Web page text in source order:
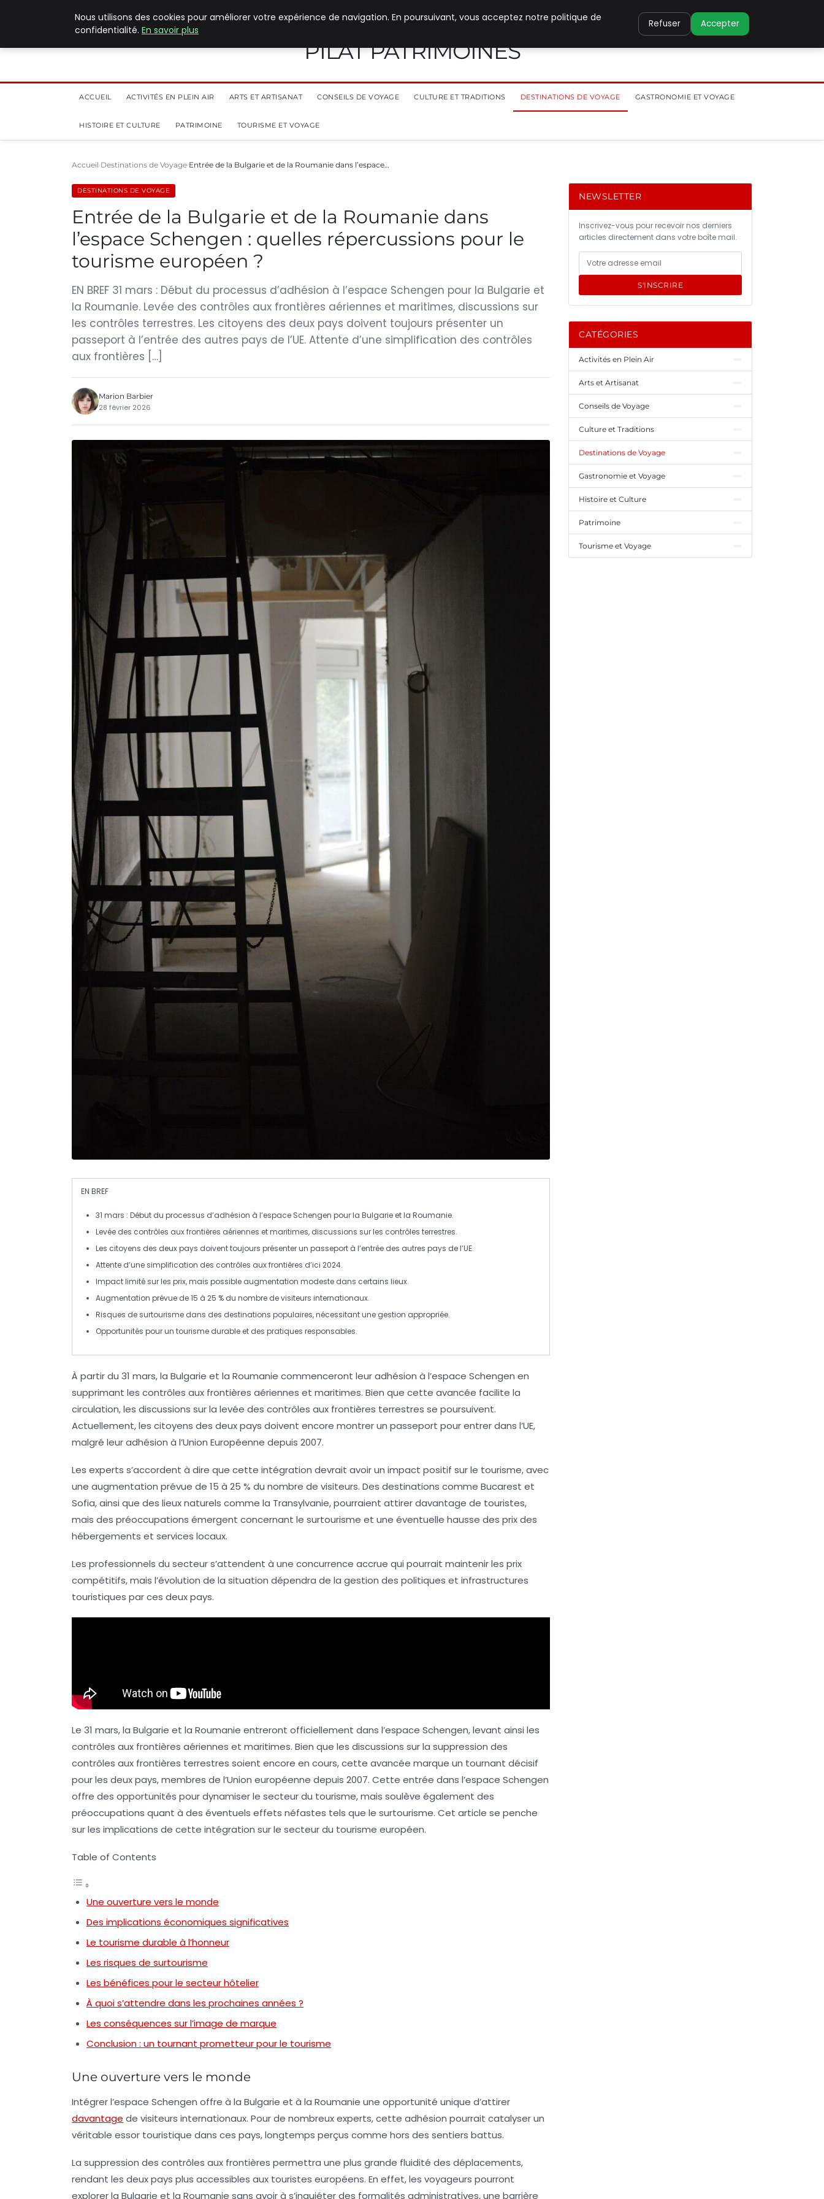
PILAT PATRIMOINES
ACCUEIL ACTIVITÉS EN PLEIN AIR ARTS ET ARTISANAT CONSEILS DE VOYAGE CULTURE ET TRADITIONS DESTINATIONS DE VOYAGE GASTRONOMIE ET VOYAGE
HISTOIRE ET CULTURE PATRIMOINE TOURISME ET VOYAGE
Accueil Destinations de Voyage Entrée de la Bulgarie et de la Roumanie dans l’espace…
DESTINATIONS DE VOYAGE
Entrée de la Bulgarie et de la Roumanie dans
l’espace Schengen : quelles répercussions pour le
tourisme européen ?
EN BREF 31 mars : Début du processus d’adhésion à l’espace Schengen pour la Bulgarie et
la Roumanie. Levée des contrôles aux frontières aériennes et maritimes, discussions sur
les contrôles terrestres. Les citoyens des deux pays doivent toujours présenter un
passeport à l’entrée des autres pays de l’UE. Attente d’une simplification des contrôles
aux frontières […]
Marion Barbier
28 février 2026
EN BREF
31 mars : Début du processus d’adhésion à l’espace Schengen pour la Bulgarie et la Roumanie.
Levée des contrôles aux frontières aériennes et maritimes, discussions sur les contrôles terrestres.
Les citoyens des deux pays doivent toujours présenter un passeport à l’entrée des autres pays de l’UE.
Attente d’une simplification des contrôles aux frontières d’ici 2024.
Impact limité sur les prix, mais possible augmentation modeste dans certains lieux.
Augmentation prévue de15 à 25 % du nombre devisiteurs internationaux.
Risques de surtourisme dans des destinations populaires, nécessitant une gestion appropriée.
Opportunités pour un tourisme durable et des pratiques responsables.
À partir du 31 mars, la Bulgarie et la Roumanie commenceront leur adhésion à l’espace Schengen en
supprimant les contrôles aux frontières aériennes et maritimes. Bien que cette avancée facilite la
circulation, les discussions sur la levée des contrôles aux frontières terrestres se poursuivent.
Actuellement, les citoyens des deux pays doivent encore montrer un passeport pour entrer dans l’UE,
malgré leur adhésion à l’Union Européenne depuis 2007.
Les experts s’accordent à dire que cette intégration devrait avoir un impact positif sur le tourisme, avec
une augmentation prévue de 15 à 25 % du nombre de visiteurs. Des destinations comme Bucarest et
Sofia, ainsi que des lieux naturels comme la Transylvanie, pourraient attirer davantage de touristes,
mais des préoccupations émergent concernant le surtourisme et une éventuelle hausse des prix des
hébergements et services locaux.
Les professionnels du secteur s’attendent à une concurrence accrue qui pourrait maintenir les prix
compétitifs, mais l’évolution de la situation dépendra de la gestion des politiques et infrastructures
touristiques par ces deux pays.
Le 31 mars, la Bulgarie et la Roumanie entreront officiellement dans l’espace Schengen, levant ainsi les
contrôles aux frontières aériennes et maritimes. Bien que les discussions sur la suppression des
contrôles aux frontières terrestres soient encore en cours, cette avancée marque un tournant décisif
pour les deux pays, membres de l’Union européenne depuis 2007. Cette entrée dans l’espace Schengen
offre des opportunités pour dynamiser le secteur du tourisme, mais soulève également des
préoccupations quant à des éventuels effets néfastes tels que le surtourisme. Cet article se penche
sur les implications de cette intégration sur le secteur du tourisme européen.
Table of Contents
Une ouverture vers le monde
Des implications économiques significatives
Le tourisme durable à l’honneur
Les risques de surtourisme
Les bénéfices pour le secteur hôtelier
À quoi s’attendre dans les prochaines années ?
Les conséquences sur l’image de marque
Conclusion : un tournant prometteur pour le tourisme
Une ouverture vers le monde
Intégrer l’espace Schengen offre à la Bulgarie et à la Roumanie une opportunité unique d’attirer
davantage de visiteurs internationaux. Pour de nombreux experts, cette adhésion pourrait catalyser un
véritable essor touristique dans ces pays, longtemps perçus comme hors des sentiers battus.
La suppression des contrôles aux frontières permettra une plus grande fluidité des déplacements,
rendant les deux pays plus accessibles aux touristes européens. En effet, les voyageurs pourront
explorer la Bulgarie et la Roumanie sans avoir à s’inquiéter des formalités administratives, une barrière
NEWSLETTER
Inscrivez-vous pour recevoir nos derniers
articles directement dans votre boîte mail.
S'INSCRIRE
CATÉGORIES
Activités en Plein Air
Arts et Artisanat
Conseils de Voyage
Culture et Traditions
Destinations de Voyage
Gastronomie et Voyage
Histoire et Culture
Patrimoine
Tourisme et Voyage
Nous utilisons des cookies pour améliorer votre expérience de navigation. En poursuivant, vous acceptez notre politique de
confidentialité. En savoir plus
Refuser Accepter